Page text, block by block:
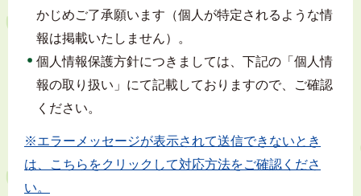
かじめご了承願います（個人が特定されるような情
報は掲載いたしません）。
個人情報保護方針につきましては、下記の「個人情
報の取り扱い」にて記載しておりますので、ご確認
ください。
※エラーメッセージが表示されて送信できないとき
は、こちらをクリックして対応方法をご確認くださ
い。